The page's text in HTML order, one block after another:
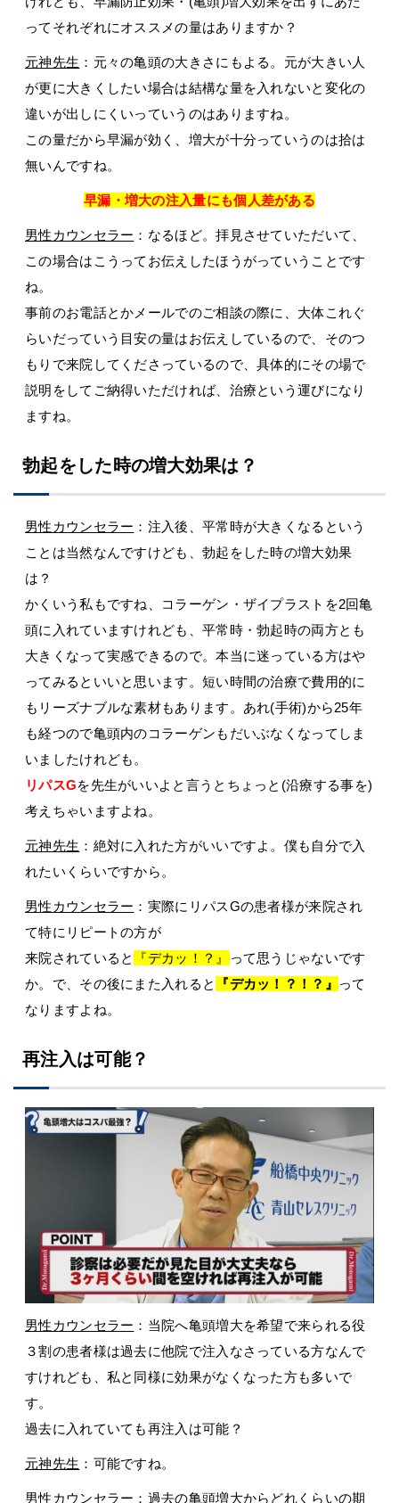
ってそれぞれにオススメの量はありますか？
元神先生 ：元々の亀頭の大きさにもよる。元が大きい人
が更に大きくしたい場合は結構な量を入れないと変化の
違いが出しにくいっていうのはありますね。
この量だから早漏が効く、増大が十分っていうのは拾は
無いんですね。
早漏・増大の注入量にも個人差がある
男性カウンセラー ：なるほど。拝見させていただいて、
この場合はこうってお伝えしたほうがっていうことです
ね。
事前のお電話とかメールでのご相談の際に、大体これぐ
らいだっていう目安の量はお伝えしているので、そのつ
もりで来院してくださっているので、具体的にその場で
説明をしてご納得いただければ、治療という運びになり
ますね。
勃起をした時の増大効果は？
男性カウンセラー ：注入後、平常時が大きくなるという
ことは当然なんですけども、勃起をした時の増大効果
は？
かくいう私もですね、コラーゲン・ザイプラストを2回亀
頭に入れていますけれども、平常時・勃起時の両方とも
大きくなって実感できるので。本当に迷っている方はや
ってみるといいと思います。短い時間の治療で費用的に
もリーズナブルな素材もあります。あれ(手術)から25年
も経つので亀頭内のコラーゲンもだいぶなくなってしま
いましたけれども。
リパスGを先生がいいよと言うとちょっと(沿療する事を)
考えちゃいますよね。
元神先生 ：絶対に入れた方がいいですよ。僕も自分で入
れたいくらいですから。
男性カウンセラー ：実際にリパスGの患者様が来院され
て特にリピートの方が
来院されていると
『デカッ！？』
って思うじゃないです
か。で、その後にまた入れると
『デカッ！？！？』 って
なりますよね。
再注入は可能？
男性カウンセラー ：当院へ亀頭増大を希望で来られる役
３割の患者様は過去に他院で注入なさっている方なんで
すけれども、私と同様に効果がなくなった方も多いで
す。
過去に入れていても再注入は可能？
元神先生 ：可能ですね。
男性カウンセラー ：過去の亀頭増大からどれくらいの期